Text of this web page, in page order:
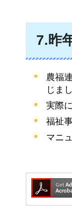
7.昨
農福
じま
実際
福祉
マニ